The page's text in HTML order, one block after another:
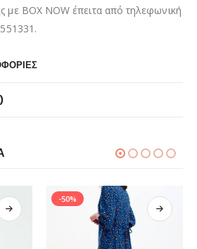
με BOX NOW έπειτα από τηλεφωνική
-50%